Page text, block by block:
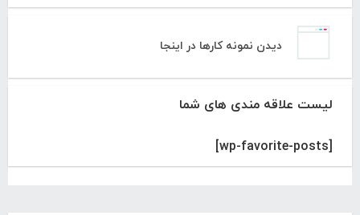
دیدن نمونه کارها در اینجا
لیست علاقه مندی های شما
[wp-favorite-posts]